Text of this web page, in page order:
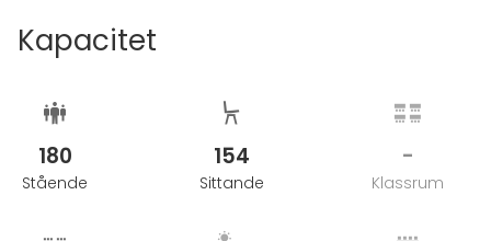
Kapacitet
180
Stående
154
Sittande
-
Klassrum